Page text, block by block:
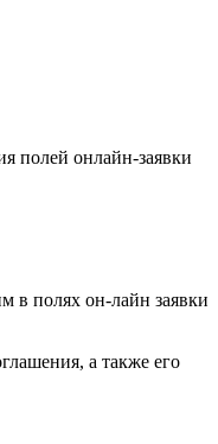
полей онлайн-заявки
в полях он-лайн заявки
а также его